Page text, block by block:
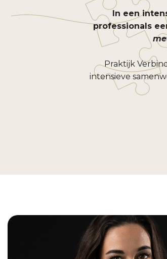
In een
professionals
Praktijk
intensieve